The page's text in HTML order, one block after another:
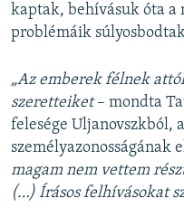
kaptak, behívásuk óta a
problémáik
„Az emberek félnek
szeretteiket– mondta
felesége Uljanovszkból,
személyazonosságának
magam nem vettem
(…) Írásos felhívásokat